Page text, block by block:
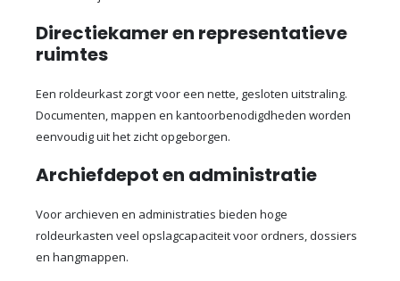
Directiekamer en representatieve
ruimtes
Een roldeurkast zorgt voor een nette, gesloten uitstraling.
Documenten, mappen en kantoorbenodigdheden worden
eenvoudig uit het zicht opgeborgen.
Archiefdepot en administratie
Voor archieven en administraties bieden hoge
roldeurkasten veel opslagcapaciteit voor ordners, dossiers
en hangmappen.